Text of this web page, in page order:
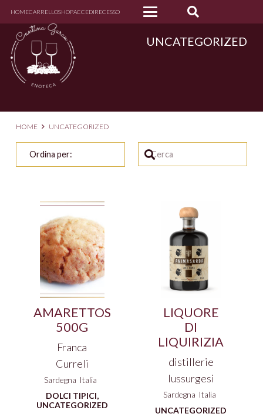
HOMECARRELLOSHOPACCEDIRECESSO
UNCATEGORIZED
HOME UNCATEGORIZED
AMARETTOS
500G
Franca
Curreli
Sardegna Italia
DOLCI TIPICI,
UNCATEGORIZED
LIQUORE
DI
LIQUIRIZIA
distillerie
lussurgesi
Sardegna Italia
UNCATEGORIZED